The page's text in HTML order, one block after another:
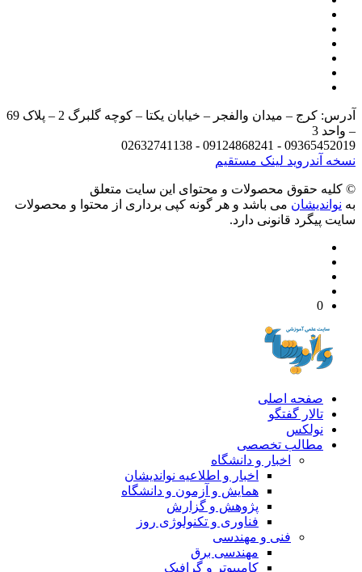
آدرس: کرج – میدان والفجر – خیابان یکتا – کوچه گلبرگ 2 – پلاک 69
3
09365452019 - 09124868241 -
آندرویدلینک مستقیم
حقوق محصولات و محتوای اين سایت متعلق
می باشد و هر گونه کپی برداری از محتوا و محصولات
پیگرد قانونی دارد.
صفحه اصلی
تالار گفتگو
نولکس
مطالب تخصصی
اخبار و دانشگاه
اخبار و اطلاعیه نواندیشان
همایش و آزمون و دانشگاه
پژوهش و گزارش
فناوری و تکنولوژی روز
فنی و مهندسی
مهندسی برق
کامپیوتر و گرافیک